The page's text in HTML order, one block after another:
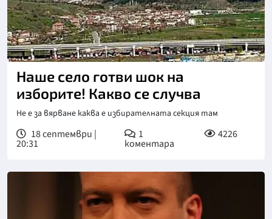
Наше село готви шок на
изборите! Какво се случва
Не е за вярване каква е избирателната секция там
18 септември |
20:31
1
коментара
4226